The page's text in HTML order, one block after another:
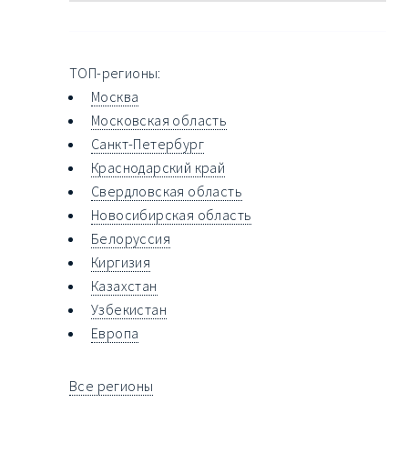
ТОП-регионы:
Москва
Московская область
Санкт-Петербург
Краснодарский край
Свердловская область
Новосибирская область
Белоруссия
Киргизия
Казахстан
Узбекистан
Европа
Все регионы